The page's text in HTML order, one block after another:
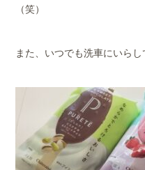
（笑）
また、いつでも洗車にいらし